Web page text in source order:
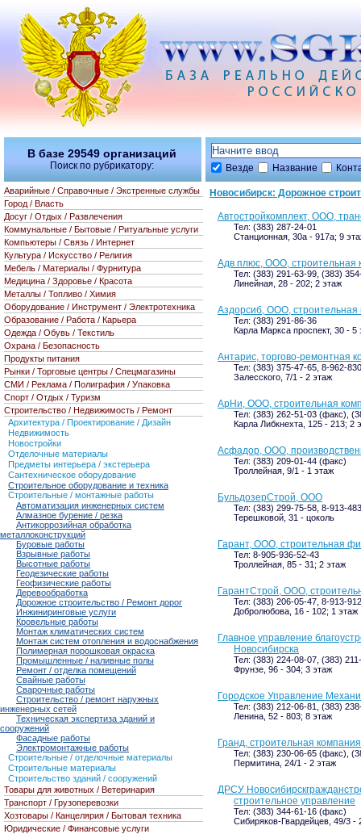
Везде Название
Новосибирск: Дорожное
Автостройкомплект, ООО,
Тел: (383) 287-24-01
Станционная, 30а - 917а; 9
Адв плюс, ООО, строительная
Тел: (383) 291-63-99, (383)
Линейная, 28 - 202; 2 этаж
Аздорсиб, ООО, строительная
Тел: (383) 291-86-36
Карла Маркса проспект, 30 - 5
Антарис, торгово-ремонтная
Тел: (383) 375-47-65, 8-962-
Залесского, 7/1 - 2 этаж
АрНи, ООО, строительная
Тел: (383) 262-51-03 (факс),
Карла Либкнехта, 125 - 213; 2
Асфадор, ООО,
Тел: (383) 209-01-44 (факс)
Троллейная, 9/1 - 1 этаж
БульдозерСтрой, ООО
Тел: (383) 299-75-58, 8-913-
Терешковой, 31 - цоколь
Гарант, ООО, строительная
Тел: 8-905-936-52-43
Троллейная, 85 - 31; 2 этаж
ГарантСтрой, ООО,
Тел: (383) 206-05-47, 8-913-
Добролюбова, 16 - 102; 1 этаж
Главное управление
Новосибирска
Тел: (383) 224-08-07, (383)
Фрунзе, 96 - 304; 3 этаж
Городское Управление
Тел: (383) 212-06-81, (383)
Ленина, 52 - 803; 8 этаж
Гранд, строительная компания
Тел: (383) 230-06-65 (факс),
Пермитина, 24/1 - 2 этаж
ДРСУ
строительное управление
Тел: (383) 344-61-16 (факс)
Сибиряков-Гвардейцев, 49/3 -
В базе 29549 организаций
Поиск по рубрикатору:
Аварийные / Справочные / Экстренные службы
Город / Власть
Досуг / Отдых / Развлечения
Коммунальные / Бытовые / Ритуальные услуги
Компьютеры / Связь / Интернет
Культура / Искусство / Религия
Мебель / Материалы / Фурнитура
Медицина / Здоровье / Красота
Металлы / Топливо / Химия
Оборудование / Инструмент / Электротехника
Образование / Работа / Карьера
Одежда / Обувь / Текстиль
Охрана / Безопасность
Продукты питания
Рынки / Торговые центры / Спецмагазины
СМИ / Реклама / Полиграфия / Упаковка
Спорт / Отдых / Туризм
Строительство / Недвижимость / Ремонт
Архитектура / Проектирование / Дизайн
Недвижимость
Новостройки
Отделочные материалы
Предметы интерьера / экстерьера
Сантехническое оборудование
Строительное оборудование и техника
Строительные / монтажные работы
Автоматизация инженерных систем
Алмазное бурение / резка
Антикоррозийная обработка
металлоконструкций
Буровые работы
Взрывные работы
Высотные работы
Геодезические работы
Геофизические работы
Деревообработка
Дорожное строительство / Ремонт дорог
Инжиниринговые услуги
Кровельные работы
Монтаж климатических систем
Монтаж систем отопления и водоснабжения
Полимерная порошковая окраска
Промышленные / наливные полы
Ремонт / отделка помещений
Свайные работы
Сварочные работы
Строительство / ремонт наружных
инженерных сетей
Техническая экспертиза зданий и
сооружений
Фасадные работы
Электромонтажные работы
Строительные / отделочные материалы
Строительные материалы
Строительство зданий / сооружений
Товары для животных / Ветеринария
Транспорт / Грузоперевозки
Хозтовары / Канцелярия / Бытовая техника
Юридические / Финансовые услуги